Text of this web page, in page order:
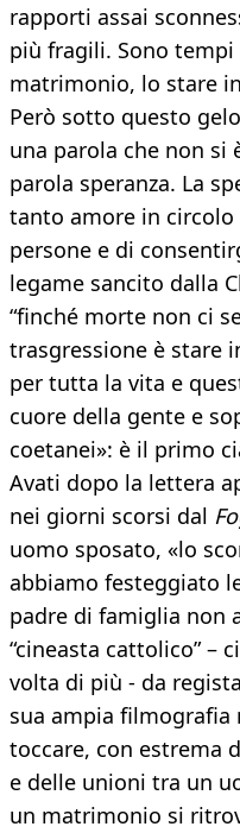
rapporti assai
più fragili. Sono
matrimonio, lo stare
Però sotto questo
una parola che non si
parola speranza. La
tanto amore in
persone e di
legame sancito dalla
“finché morte non ci
trasgressione è stare
per tutta la vita e
cuore della gente e
coetanei»: è il primo
Avati dopo la lettera
nei giorni scorsi dal
uomo sposato, «lo
abbiamo festeggiato
padre di famiglia non
“cineasta cattolico” –
volta di più - da
sua ampia filmografia
toccare, con estrema
e delle unioni tra un
un matrimonio si